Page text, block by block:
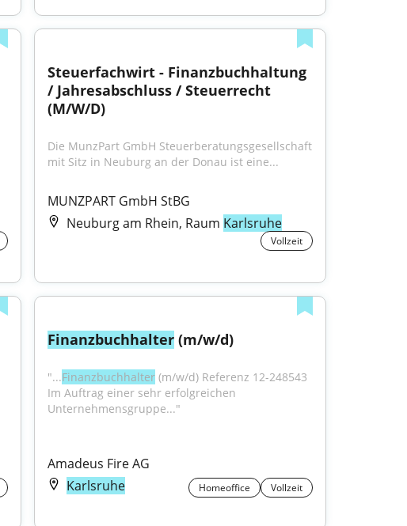
Steuerfachwirt - Finanzbuchhaltung
/ Jahresabschluss / Steuerrecht
(M/W/D)
Die MunzPart GmbH Steuerberatungsgesellschaft
mit Sitz in Neuburg an der Donau ist eine...
MUNZPART GmbH StBG
Neuburg am Rhein, Raum Karlsruhe
Vollzeit
Finanzbuchhalter (m/w/d)
"...Finanzbuchhalter (m/w/d) Referenz 12-248543
Im Auftrag einer sehr erfolgreichen
Unternehmensgruppe..."
Amadeus Fire AG
Karlsruhe
Homeoffice Vollzeit